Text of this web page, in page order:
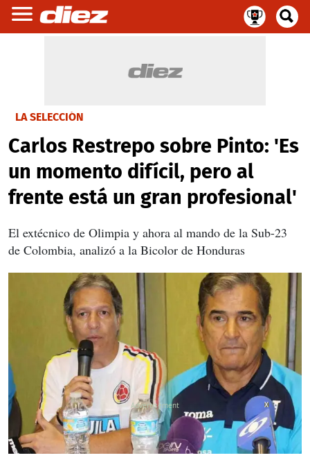
LA SELECCIÓN
Carlos Restrepo sobre Pinto: 'Es
un momento difícil, pero al
frente está un gran profesional'
El extécnico de Olimpia y ahora al mando de la Sub-23
de Colombia, analizó a la Bicolor de Honduras
X